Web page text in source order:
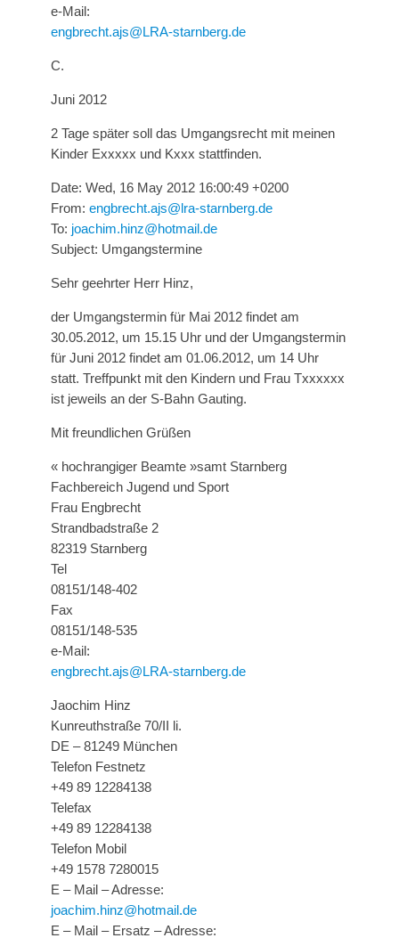
e-Mail:
engbrecht.ajs@LRA-starnberg.de
C.
Juni 2012
2 Tage später soll das Umgangsrecht mit meinen
Kinder Exxxxx und Kxxx stattfinden.
Date: Wed, 16 May 2012 16:00:49 +0200
From: engbrecht.ajs@lra-starnberg.de
To: joachim.hinz@hotmail.de
Subject: Umgangstermine
Sehr geehrter Herr Hinz,
der Umgangstermin für Mai 2012 findet am
30.05.2012, um 15.15 Uhr und der Umgangstermin
für Juni 2012 findet am 01.06.2012, um 14 Uhr
statt. Treffpunkt mit den Kindern und Frau Txxxxxx
ist jeweils an der S-Bahn Gauting.
Mit freundlichen Grüßen
« hochrangiger Beamte »samt Starnberg
Fachbereich Jugend und Sport
Frau Engbrecht
Strandbadstraße 2
82319 Starnberg
Tel
08151/148-402
Fax
08151/148-535
e-Mail:
engbrecht.ajs@LRA-starnberg.de
Jaochim Hinz
Kunreuthstraße 70/II li.
DE – 81249 München
Telefon Festnetz
+49 89 12284138
Telefax
+49 89 12284138
Telefon Mobil
+49 1578 7280015
E – Mail – Adresse:
joachim.hinz@hotmail.de
E – Mail – Ersatz – Adresse: